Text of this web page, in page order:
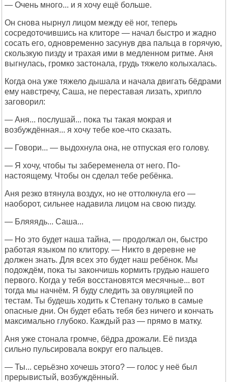
— Очень много... и я хочу ещё больше.
Он снова нырнул лицом между её ног, теперь
сосредоточившись на клиторе — начал быстро и жадно
сосать его, одновременно засунув два пальца в горячую,
скользкую пизду и трахая ими в медленном ритме. Аня
выгнулась, громко застонала, грудь тяжело колыхалась.
Когда она уже тяжело дышала и начала двигать бёдрами
ему навстречу, Саша, не переставая лизать, хрипло
заговорил:
— Аня... послушай... пока ты такая мокрая и
возбуждённая... я хочу тебе кое-что сказать.
— Говори... — выдохнула она, не отпуская его голову.
— Я хочу, чтобы ты забеременела от него. По-
настоящему. Чтобы он сделал тебе ребёнка.
Аня резко втянула воздух, но не оттолкнула его —
наоборот, сильнее надавила лицом на свою пизду.
— Бляяядь... Саша...
— Но это будет наша тайна, — продолжал он, быстро
работая языком по клитору. — Никто в деревне не
должен знать. Для всех это будет наш ребёнок. Мы
подождём, пока ты закончишь кормить грудью нашего
первого. Когда у тебя восстановятся месячные... вот
тогда мы начнём. Я буду следить за овуляцией по
тестам. Ты будешь ходить к Степану только в самые
опасные дни. Он будет ебать тебя без ничего и кончать
максимально глубоко. Каждый раз — прямо в матку.
Аня уже стонала громче, бёдра дрожали. Её пизда
сильно пульсировала вокруг его пальцев.
— Ты... серьёзно хочешь этого? — голос у неё был
прерывистый, возбуждённый.